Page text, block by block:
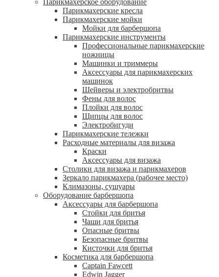
Парикмахерское оборудование
Парикмахерские кресла
Парикмахерские мойки
Мойки для барбершопа
Парикмахерские инструменты
Профессиональные парикмахерские
ножницы
Машинки и триммеры
Аксессуары для парикмахерских
машинок
Шейверы и электробритвы
Фены для волос
Плойки для волос
Щипцы для волос
Электробигуди
Парикмахерские тележки
Расходные материалы для визажа
Краски
Аксессуары для визажа
Столики для визажа и парикмахеров
Зеркало парикмахера (рабочее место)
Климазоны, сушуары
Оборудование барбершопа
Аксессуары для барбершопа
Стойки для бритья
Чаши для бритья
Опасные бритвы
Безопасные бритвы
Кисточки для бритья
Косметика для барбершопа
Captain Fawcett
Edwin Jagger